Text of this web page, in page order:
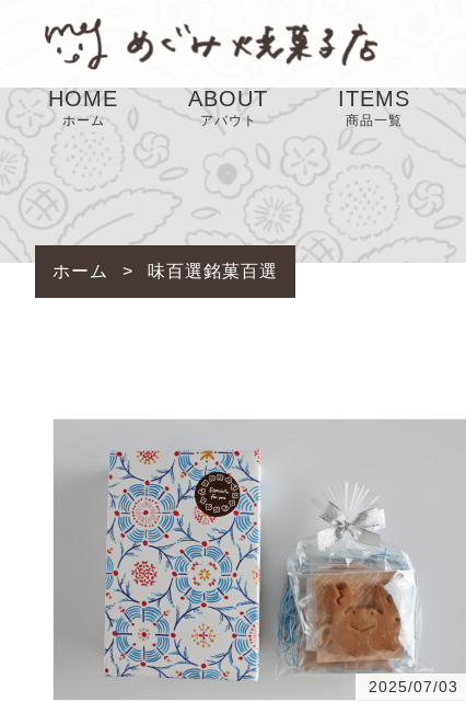
HOME
ホーム
ABOUT
アバウト
ITEMS
商品一覧
ホーム > 味百選銘菓百選
2025/07/03